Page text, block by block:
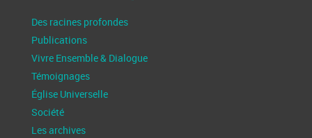
Des racines profondes
Publications
Vivre Ensemble & Dialogue
Témoignages
Église Universelle
Société
Les archives